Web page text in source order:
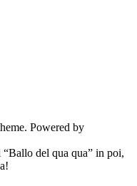
Powered by
“Ballo del qua qua” in poi,